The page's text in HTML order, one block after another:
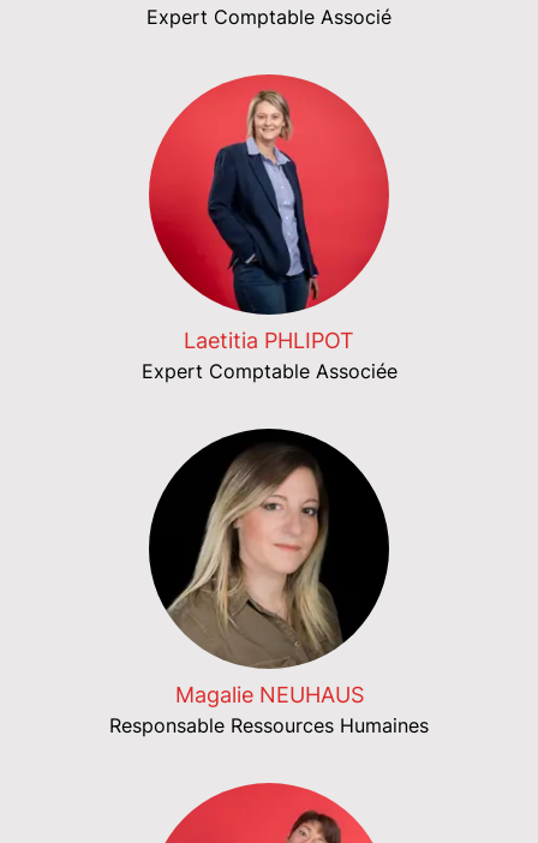
Expert Comptable Associé
Laetitia PHLIPOT
Expert Comptable Associée
Magalie NEUHAUS
Responsable Ressources Humaines